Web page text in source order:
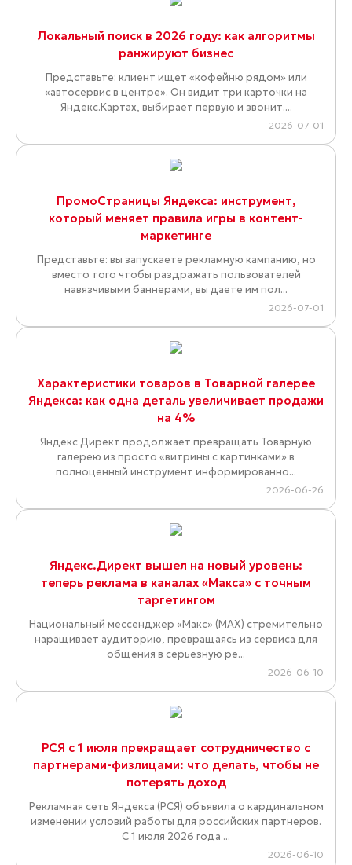
Локальный поиск в 2026 году: как алгоритмы
ранжируют бизнес
Представьте: клиент ищет «кофейню рядом» или
«автосервис в центре». Он видит три карточки на
Яндекс.Картах, выбирает первую и звонит....
2026-07-01
ПромоСтраницы Яндекса: инструмент,
который меняет правила игры в контент-
маркетинге
Представьте: вы запускаете рекламную кампанию, но
вместо того чтобы раздражать пользователей
навязчивыми баннерами, вы даете им пол...
2026-07-01
Характеристики товаров в Товарной галерее
Яндекса: как одна деталь увеличивает продажи
на 4%
Яндекс Директ продолжает превращать Товарную
галерею из просто «витрины с картинками» в
полноценный инструмент информированно...
2026-06-26
Яндекс.Директ вышел на новый уровень:
теперь реклама в каналах «Макса» с точным
таргетингом
Национальный мессенджер «Макс» (MAX) стремительно
наращивает аудиторию, превращаясь из сервиса для
общения в серьезную ре...
2026-06-10
РСЯ с 1 июля прекращает сотрудничество с
партнерами-физлицами: что делать, чтобы не
потерять доход
Рекламная сеть Яндекса (РСЯ) объявила о кардинальном
изменении условий работы для российских партнеров.
С 1 июля 2026 года ...
2026-06-10